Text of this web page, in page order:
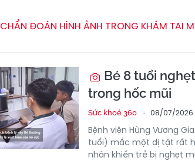
CHẨN ĐOÁN HÌNH ẢNH TRONG KHÁM TAI
Bé 8 tuổi
trong hốc mũi
Sức khoẻ 360 08/07/2026
Bệnh viện Hùng Vương
tuổi) mắc một dị tật rất
nhân khiến trẻ bị nghẹt